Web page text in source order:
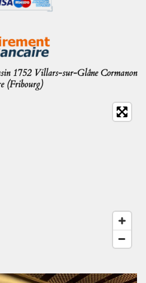
1752 Villars-sur-Glâne Cormanon
(Fribourg)